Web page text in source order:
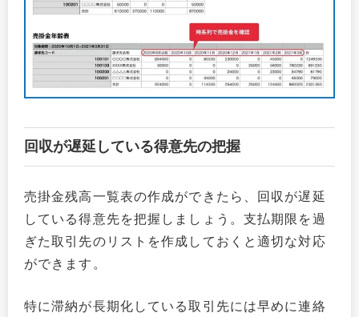
回収が遅延している得意先の把握
売掛金残高一覧表の作成ができたら、回収が遅延
している得意先を把握しましょう。支払期限を過
ぎた取引先のリストを作成しておくと適切な対応
ができます。
特に滞納が長期化している取引先には早めに連絡